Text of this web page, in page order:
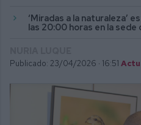
‘Miradas a la naturaleza’
las 20:00 horas en la
Publicado: 23/04/2026 · 16:51